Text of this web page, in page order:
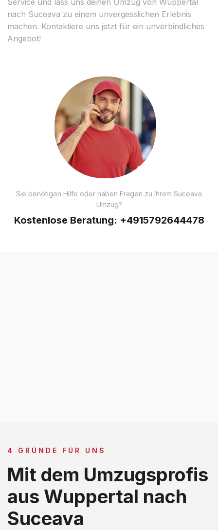
nach Suceava zu einem unvergesslichen Erlebnis
machen. Kontaktiere uns jetzt für ein unverbindliches
Angebot!
Sie benötigen Hilfe oder haben Fragen zu Ihrem Suceava
Umzug?
Kostenlose Beratung: +4915792644478
4 GRÜNDE FÜR UNS
Mit dem Umzugsprofis
aus Wuppertal nach
Suceava